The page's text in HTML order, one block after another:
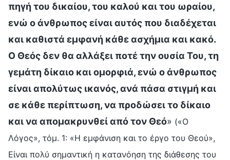
πηγή του δικαίου, του καλού και του ωραίου,
ενώ ο άνθρωπος είναι αυτός που διαδέχεται
και καθιστά εμφανή κάθε ασχήμια και κακό.
Ο Θεός δεν θα αλλάξει ποτέ την ουσία Του, τη
γεμάτη δίκαιο και ομορφιά, ενώ ο άνθρωπος
είναι απολύτως ικανός, ανά πάσα στιγμή και
σε κάθε περίπτωση, να προδώσει το δίκαιο
και να απομακρυνθεί από τον Θεό» («Ο
Λόγος», τόμ. 1: «Η εμφάνιση και το έργο του Θεού»,
Είναι πολύ σημαντική η κατανόηση της διάθεσης του